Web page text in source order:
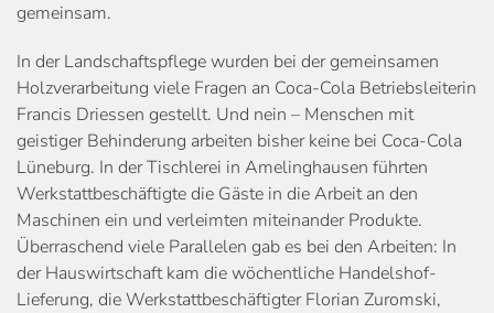
gemeinsam.
In der Landschaftspflege wurden bei der gemeinsamen
Holzverarbeitung viele Fragen an Coca-Cola Betriebsleiterin
Francis Driessen gestellt. Und nein – Menschen mit
geistiger Behinderung arbeiten bisher keine bei Coca-Cola
Lüneburg. In der Tischlerei in Amelinghausen führten
Werkstattbeschäftigte die Gäste in die Arbeit an den
Maschinen ein und verleimten miteinander Produkte.
Überraschend viele Parallelen gab es bei den Arbeiten: In
der Hauswirtschaft kam die wöchentliche Handelshof-
Lieferung, die Werkstattbeschäftigter Florian Zuromski,